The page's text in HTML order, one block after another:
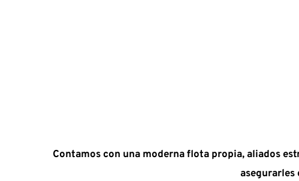
Contamos con una moderna flota propia, aliados